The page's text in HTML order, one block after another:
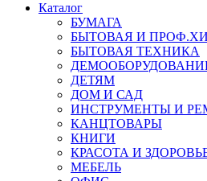
Каталог
БУМАГА
БЫТОВАЯ И
БЫТОВАЯ ТЕХНИКА
ДЕТЯМ
ДОМ И САД
ИНСТРУМЕНТЫ И
КАНЦТОВАРЫ
КНИГИ
КРАСОТА И
МЕБЕЛЬ